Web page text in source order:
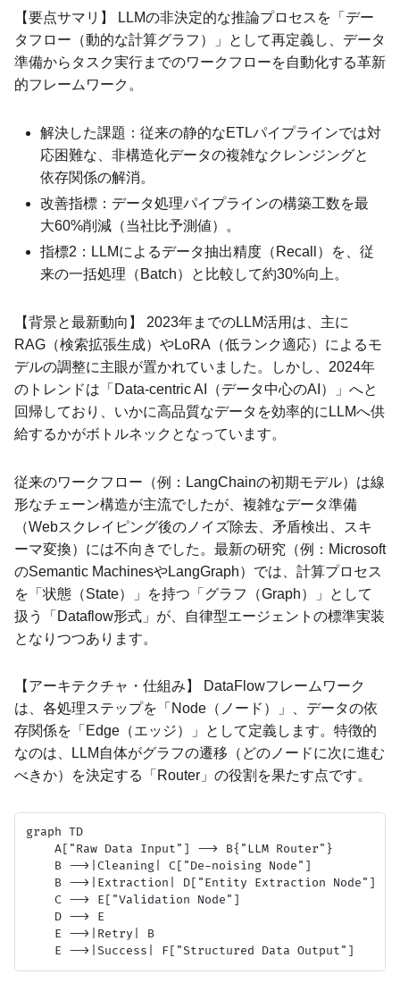
【要点サマリ】 LLMの非決定的な推論プロセスを「デー
タフロー（動的な計算グラフ）」として再定義し、データ
準備からタスク実行までのワークフローを自動化する革新
的フレームワーク。
解決した課題：従来の静的なETLパイプラインでは対
応困難な、非構造化データの複雑なクレンジングと
依存関係の解消。
改善指標：データ処理パイプラインの構築工数を最
大60%削減（当社比予測値）。
指標2：LLMによるデータ抽出精度（Recall）を、従
来の一括処理（Batch）と比較して約30%向上。
【背景と最新動向】 2023年までのLLM活用は、主に
RAG（検索拡張生成）やLoRA（低ランク適応）によるモ
デルの調整に主眼が置かれていました。しかし、2024年
のトレンドは「Data-centric AI（データ中心のAI）」へと
回帰しており、いかに高品質なデータを効率的にLLMへ供
給するかがボトルネックとなっています。
従来のワークフロー（例：LangChainの初期モデル）は線
形なチェーン構造が主流でしたが、複雑なデータ準備
（Webスクレイピング後のノイズ除去、矛盾検出、スキ
ーマ変換）には不向きでした。最新の研究（例：Microsoft
のSemantic MachinesやLangGraph）では、計算プロセス
を「状態（State）」を持つ「グラフ（Graph）」として
扱う「Dataflow形式」が、自律型エージェントの標準実装
となりつつあります。
【アーキテクチャ・仕組み】 DataFlowフレームワーク
は、各処理ステップを「Node（ノード）」、データの依
存関係を「Edge（エッジ）」として定義します。特徴的
なのは、LLM自体がグラフの遷移（どのノードに次に進む
べきか）を決定する「Router」の役割を果たす点です。
graph TD
    A["Raw Data Input"] --> B{"LLM Router"}
    B -->|Cleaning| C["De-noising Node"]
    B -->|Extraction| D["Entity Extraction Node"]
    C --> E["Validation Node"]
    D --> E
    E -->|Retry| B